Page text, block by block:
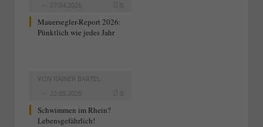
27.04.2026
0
Mauersegler-Report 2026:
Pünktlich wie jedes Jahr
VON RAINER BARTEL
22.05.2025
0
Schwimmen im Rhein?
Lebensgefährlich!